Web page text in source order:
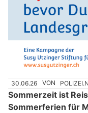
30.06.26 VON
Sommerzeit ist
Sommerferien für